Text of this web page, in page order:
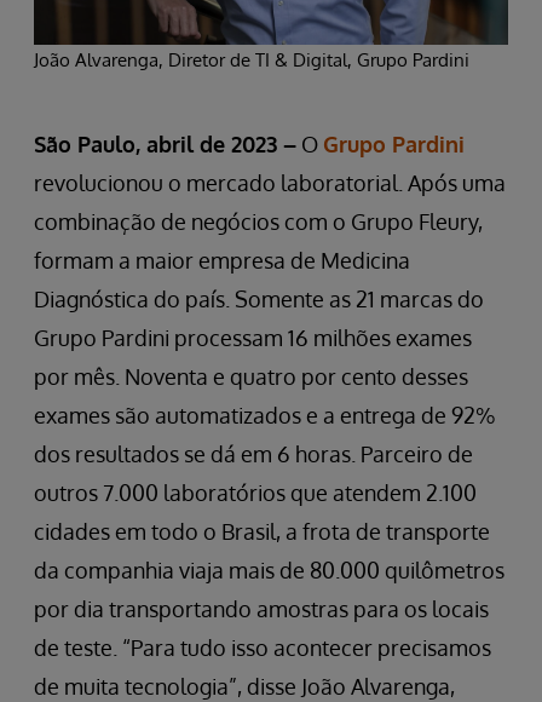
João Alvarenga, Diretor de TI & Digital, Grupo Pardini
São Paulo, abril de 2023 – O Grupo Pardini
revolucionou o mercado laboratorial. Após uma
combinação de negócios com o Grupo Fleury,
formam a maior empresa de Medicina
Diagnóstica do país. Somente as 21 marcas do
Grupo Pardini processam 16 milhões exames
por mês. Noventa e quatro por cento desses
exames são automatizados e a entrega de 92%
dos resultados se dá em 6 horas. Parceiro de
outros 7.000 laboratórios que atendem 2.100
cidades em todo o Brasil, a frota de transporte
da companhia viaja mais de 80.000 quilômetros
por dia transportando amostras para os locais
de teste. “Para tudo isso acontecer precisamos
de muita tecnologia”, disse João Alvarenga,